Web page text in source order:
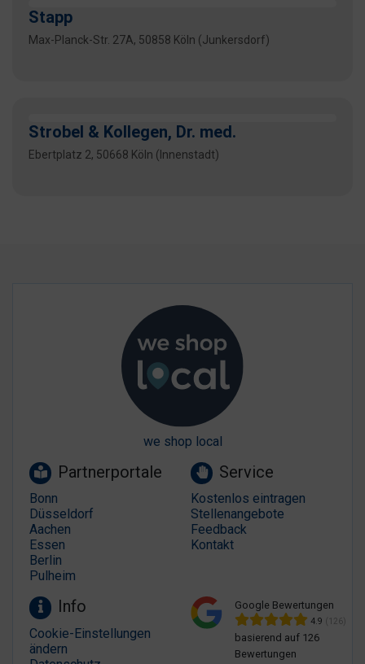
Stapp
Max-Planck-Str. 27A, 50858 Köln (Junkersdorf)
Strobel & Kollegen, Dr. med.
Ebertplatz 2, 50668 Köln (Innenstadt)
we shop local
Partnerportale
Bonn
Düsseldorf
Aachen
Essen
Berlin
Pulheim
Service
Kostenlos eintragen
Stellenangebote
Feedback
Kontakt
Info
Cookie-Einstellungen
ändern
Google Bewertungen
4.9 (126)
basierend auf 126
Bewertungen